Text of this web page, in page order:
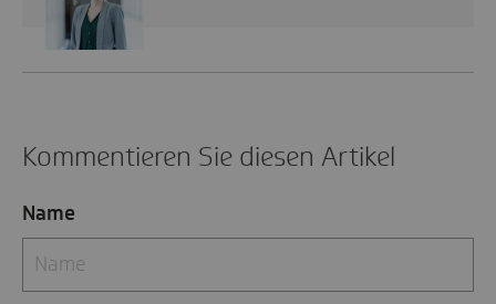
Kommentieren Sie diesen Artikel
Name